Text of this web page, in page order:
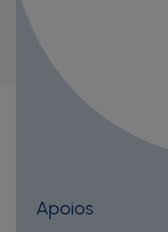
Apoios